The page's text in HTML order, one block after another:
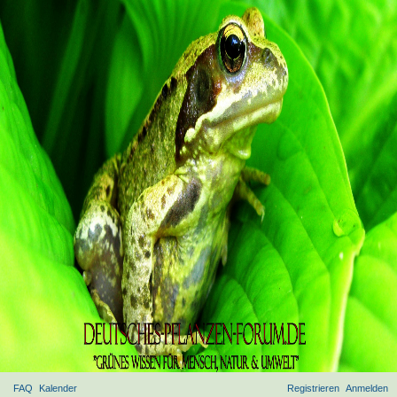
FAQ Kalender Anmelden
Registrieren